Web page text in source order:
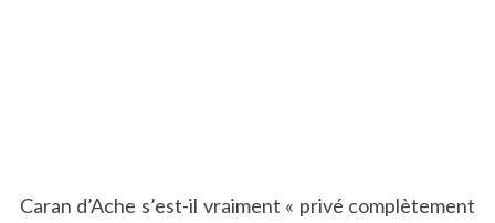
Caran d’Ache s’est-il vraiment « privé complètement